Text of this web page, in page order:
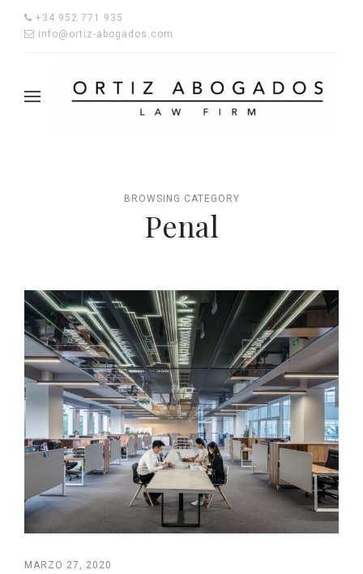
+34 952 771 935
info@ortiz-abogados.com
BROWSING CATEGORY
Penal
MARZO 27, 2020